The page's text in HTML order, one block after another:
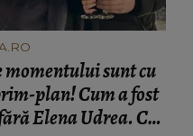
sunt cu
plan! Cum a fost
Elena Udrea. Cu